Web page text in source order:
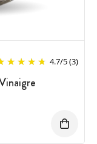
4.7/5(3)